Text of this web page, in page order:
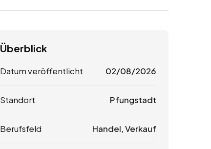
Überblick
Datum veröffentlicht 02/08/2026
Standort Pfungstadt
Berufsfeld Handel, Verkauf